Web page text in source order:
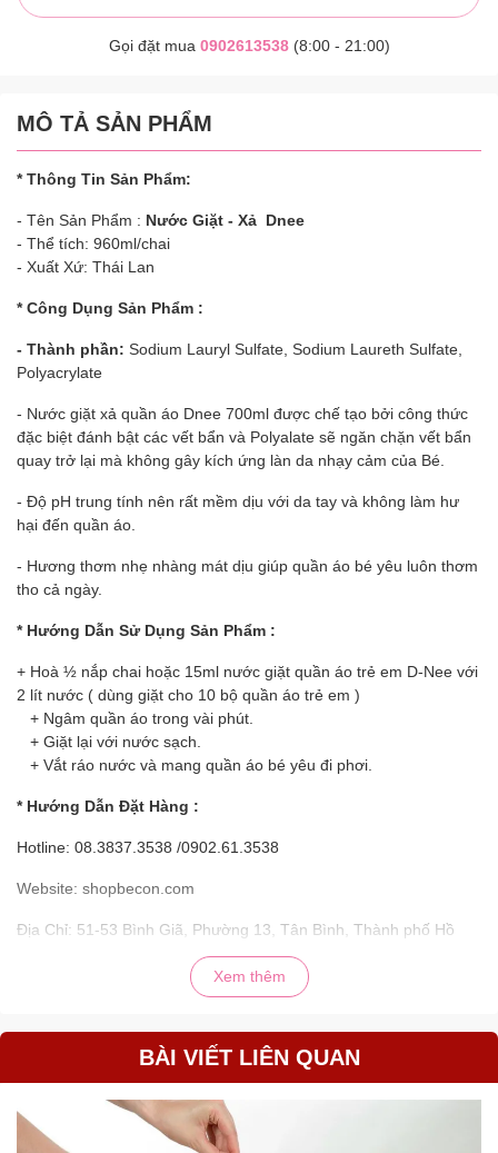
Gọi đặt mua 0902613538(8:00 - 21:00)
MÔ TẢ SẢN PHẨM
* Thông Tin Sản Phẩm:
- Tên Sản Phẩm : Nước Giặt - Xả Dnee
- Thể tích: 960ml/chai
- Xuất Xứ: Thái Lan
* Công Dụng Sản Phẩm :
- Thành phần: Sodium Lauryl Sulfate, Sodium Laureth Sulfate,
Polyacrylate
- Nước giặt xả quần áo Dnee 700ml được chế tạo bởi công thức
đặc biệt đánh bật các vết bẩn và Polyalate sẽ ngăn chặn vết bẩn
quay trở lại mà không gây kích ứng làn da nhạy cảm của Bé.
- Độ pH trung tính nên rất mềm dịu với da tay và không làm hư
hại đến quần áo.
- Hương thơm nhẹ nhàng mát dịu giúp quần áo bé yêu luôn thơm
tho cả ngày.
* Hướng Dẫn Sử Dụng Sản Phẩm :
+ Hoà ½ nắp chai hoặc 15ml nước giặt quần áo trẻ em D-Nee với
2 lít nước ( dùng giặt cho 10 bộ quần áo trẻ em )
+ Ngâm quần áo trong vài phút.
+ Giặt lại với nước sạch.
+ Vắt ráo nước và mang quần áo bé yêu đi phơi.
* Hướng Dẫn Đặt Hàng :
Hotline: 08.3837.3538 /0902.61.3538
Website: shopbecon.com
Địa Chỉ: 51-53 Bình Giã, Phường 13, Tân Bình, Thành phố Hồ
Chí Minh (có chỗ đậu otô thoải mái ạ)
#trongoisosinh
Xem thêm
BÀI VIẾT LIÊN QUAN